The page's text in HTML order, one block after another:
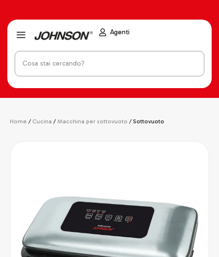
Agenti
Home / Cucina / Macchina per sottovuoto / Sottovuoto